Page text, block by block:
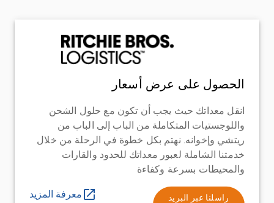
الحصول على عرض أسعار
انقل معداتك حيث يجب أن تكون مع حلول الشحن
واللوجستيات المتكاملة من الباب إلى الباب من
ريتشي وإخوانه. نهتم بكل خطوة في الرحلة من خلال
خدمتنا الشاملة لعبور معداتك للحدود والقارات
والمحيطات بسرعة وكفاءة
راسلنا عبر البريد
معرفة المزيد